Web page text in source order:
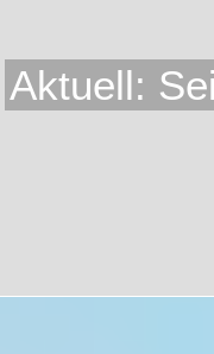
Aktuell: